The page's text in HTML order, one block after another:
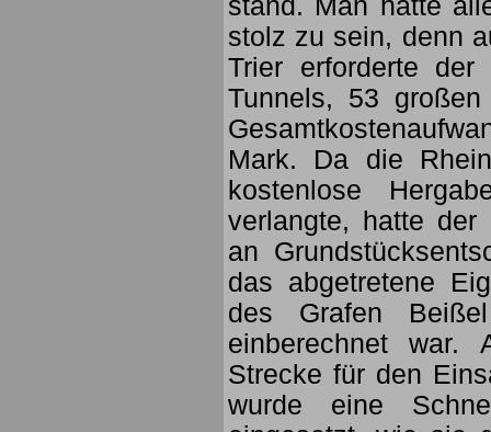
stand. Man hatte
stolz zu sein, denn
Trier erforderte
Tunnels, 53
Mark. Da die
kostenlose
verlangte, hatte der
an
das abgetretene
des Grafen
einberechnet
Strecke für den
wurde eine